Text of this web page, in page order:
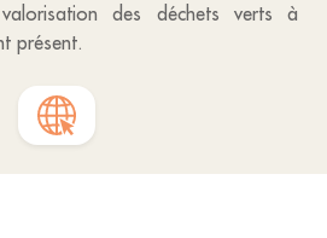
des déchets verts à
présent.